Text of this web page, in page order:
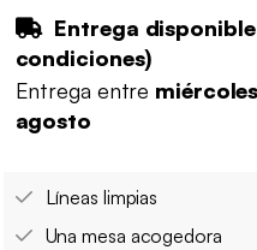
Entrega
condiciones)
Entrega entre
agosto
Líneas limpias
Una mesa acogedora